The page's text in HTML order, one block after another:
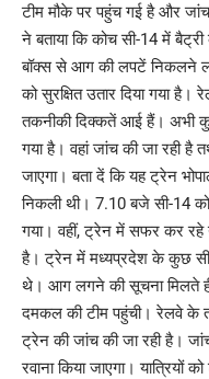
टीम मौके पर पहुंच गई है और
ने बताया कि कोच सी-14 में
बॉक्स से आग की लपटें निकलने
को सुरक्षित उतार दिया गया
तकनीकी दिक्कतें आई हैं। अभी
गया है। वहां जांच की जा रही है
जाएगा। बता दें कि यह ट्रेन
निकली थी। 7.10 बजे सी-14
गया। वहीं, ट्रेन में सफर कर रहे
है। ट्रेन में मध्यप्रदेश के कुछ
थे। आग लगने की सूचना मिलते
दमकल की टीम पहुंची। रेलवे के
ट्रेन की जांच की जा रही है।
रवाना किया जाएगा। यात्रियों